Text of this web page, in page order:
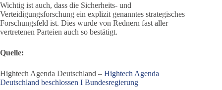
Wichtig ist auch, dass die Sicherheits- und
Verteidigungsforschung ein explizit genanntes strategisches
Forschungsfeld ist. Dies wurde von Rednern fast aller
vertretenen Parteien auch so bestätigt.
Quelle:
Hightech Agenda Deutschland – Hightech Agenda
Deutschland beschlossen I Bundesregierung